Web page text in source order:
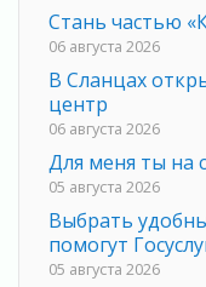
Стань частью
06 августа 2026
В Сланцах
центр
06 августа 2026
Для меня ты на
05 августа 2026
Выбрать
помогут
05 августа 2026